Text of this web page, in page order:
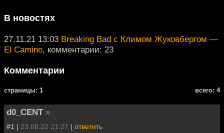
В новостях
27.11.21 13:03 Breaking Bad с Климом Жуковбергом —
El Camino, комментарии: 23
Комментарии
cтраницы: 1 всего: 4
d0_CENT »
#1 | 23.08.22 21:27 | ответить